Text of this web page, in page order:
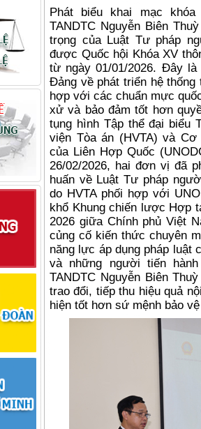
Phát biểu khai mạc
TANDTC Nguyễn Biên
trọng của Luật Tư pháp
được Quốc hội Khóa XV
từ ngày 01/01/2026. Đây
Đảng về phát triển hệ
hợp với các chuẩn mực
xử và bảo đảm tốt hơn
tụng hình Tập thể đại biểu
viện Tòa án (HVTA) và
của Liên Hợp Quốc
26/02/2026, hai đơn vị đã
huấn về Luật Tư pháp
do HVTA phối hợp với
khổ Khung chiến lược Hợp
2026 giữa Chính phủ Việt
củng cố kiến thức chuyên
năng lực áp dụng pháp luật
và những người tiến
TANDTC Nguyễn Biên
trao đổi, tiếp thu hiệu quả
hiện tốt hơn sứ mệnh bảo